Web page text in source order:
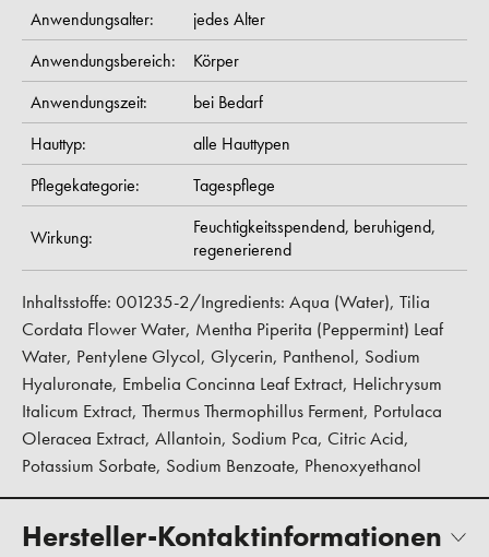
Anwendungsalter:
jedes Alter
Anwendungsbereich:
Körper
Anwendungszeit:
bei Bedarf
Hauttyp:
alle Hauttypen
Pflegekategorie:
Tagespflege
Wirkung: Feuchtigkeitsspendend, beruhigend,
regenerierend
Inhaltsstoffe: 001235-2/Ingredients: Aqua (Water), Tilia
Cordata Flower Water, Mentha Piperita (Peppermint) Leaf
Water, Pentylene Glycol, Glycerin, Panthenol, Sodium
Hyaluronate, Embelia Concinna Leaf Extract, Helichrysum
Italicum Extract, Thermus Thermophillus Ferment, Portulaca
Oleracea Extract, Allantoin, Sodium Pca, Citric Acid,
Potassium Sorbate, Sodium Benzoate, Phenoxyethanol
Hersteller-Kontaktinformationen